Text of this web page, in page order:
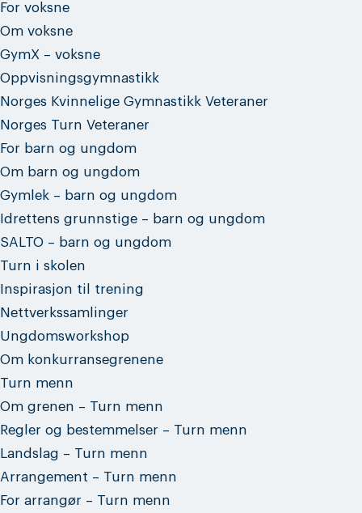
For voksne
Om voksne
GymX – voksne
Oppvisningsgymnastikk
Norges Kvinnelige Gymnastikk Veteraner
Norges Turn Veteraner
For barn og ungdom
Om barn og ungdom
Gymlek – barn og ungdom
Idrettens grunnstige – barn og ungdom
SALTO – barn og ungdom
Turn i skolen
Inspirasjon til trening
Nettverkssamlinger
Ungdomsworkshop
Om konkurransegrenene
Turn menn
Om grenen – Turn menn
Regler og bestemmelser – Turn menn
Landslag – Turn menn
Arrangement – Turn menn
For arrangør – Turn menn